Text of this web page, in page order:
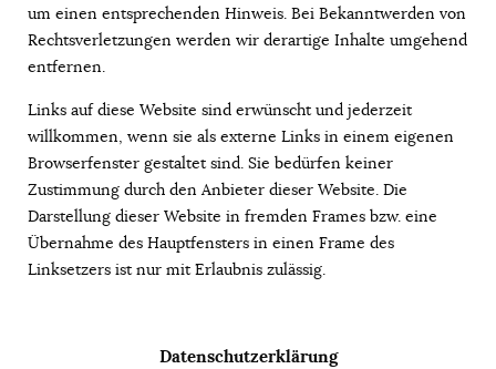
um einen entsprechenden Hinweis. Bei Bekanntwerden von
Rechtsverletzungen werden wir derartige Inhalte umgehend
entfernen.
Links auf diese Website sind erwünscht und jederzeit
willkommen, wenn sie als externe Links in einem eigenen
Browserfenster gestaltet sind. Sie bedürfen keiner
Zustimmung durch den Anbieter dieser Website. Die
Darstellung dieser Website in fremden Frames bzw. eine
Übernahme des Hauptfensters in einen Frame des
Linksetzers ist nur mit Erlaubnis zulässig.
Datenschutzerklärung